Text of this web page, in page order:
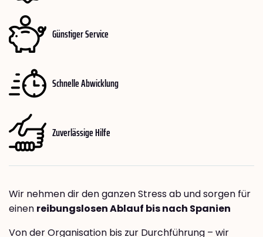
Günstiger Service
Schnelle Abwicklung
Zuverlässige Hilfe
Wir nehmen dir den ganzen Stress ab und sorgen für
einen reibungslosen Ablauf bis nach Spanien
Von der Organisation bis zur Durchführung – wir